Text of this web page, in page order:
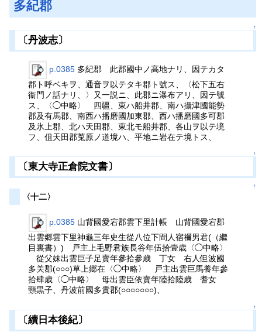
多紀郡
↑
〔丹波志〕
p.0385 多紀郡 此郡國中ノ高地ナリ、因テカタ
郡ト呼ベキヲ、通音ヲ以テタキ郡ト號ス、〈松下五右
衞門ノ話ナリ、〉又一説ニ、此郡ニ瀑布アリ、因テ號
ス、〈◯中略〉 四疆、東ハ船井郡、南ハ攝津國能勢
郡及有馬郡、南西ハ播磨國加東郡、西ハ播磨國多可郡
及氷上郡、北ハ天田郡、東北モ船井郡、各山ヲ以テ境
フ、伹天田郡莵原ノ道境ハ、平地ニ岩在テ境トス、
↑
〔東大寺正倉院文書〕
↑
〈十二〉
p.0385 山背國愛宕郡雲下里計帳 山背國愛宕郡
出雲郷雲下里神龜三年史生從八位下間人宿禰男君(（繼
目裏書）) 戸主上毛野君族長谷年伍拾壹歳〈◯中略〉
從父妹出雲巨子足賣年參拾參歳 丁女 右人但波國
多关郡(○○○)草上郷在〈◯中略〉 戸主出雲巨馬養年參
拾肆歳〈◯中略〉 母出雲臣依賣年陸拾陸歳 耆女
頸黒子、丹波前國多貴郡(○○○○○○○)、
↑
〔續日本後紀〕